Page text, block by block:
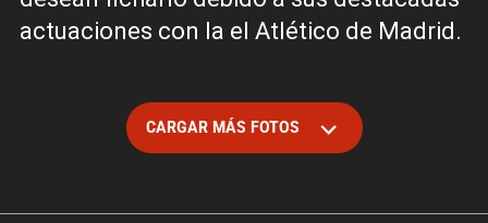
actuaciones con la el Atlético de Madrid.
CARGAR MÁS FOTOS